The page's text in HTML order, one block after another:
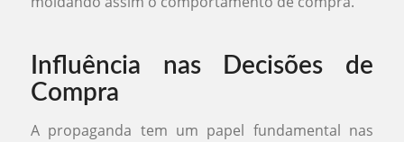
Influência nas Decisões de
Compra
A propaganda tem um papel fundamental nas